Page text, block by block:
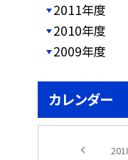
2011年度
2010年度
2009年度
カレンダー